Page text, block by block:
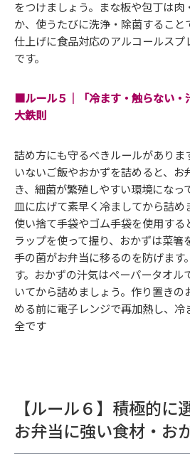
をつけましょう。まな板や包丁は肉
か、使うたびに洗浄・除菌すること
仕上げに食品対応のアルコールス
です。
■ルール５｜「冷ます・触らない・
大鉄則
詰め方にも守るべきルールがありま
いないご飯やおかずを詰めると、お
き、細菌が繁殖しやすい環境になっ
皿に広げて素早く冷ましてから詰め
使い捨て手袋やゴム手袋を使用する
ラップを使って握り、おかずは菜箸
手の菌がお弁当に移るのを防げます
す。おかずの汁気はペーパータオル
いてから詰めましょう。作り置き
める前に電子レンジで再加熱し、
全です
【ルール６】積極的に
お弁当に強い食材・お